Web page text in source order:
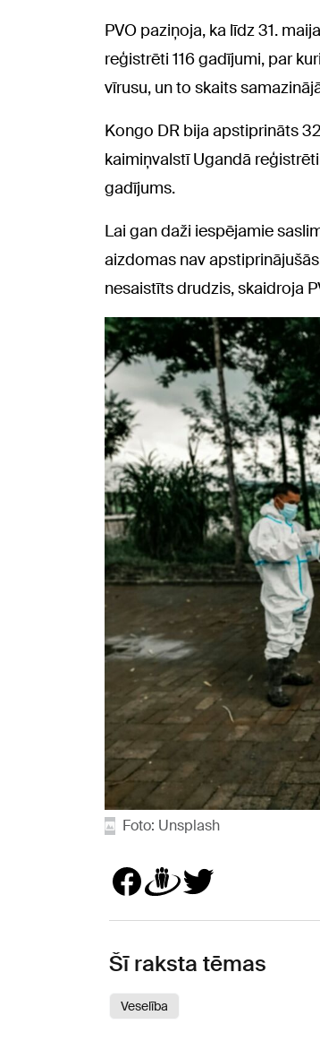
PVO paziņoja, ka līdz 31.
reģistrēti 116 gadījumi, par
vīrusu, un to skaits
Kongo DR bija apstiprināts
kaimiņvalstī Ugandā
gadījums.
Lai gan daži iespējamie
aizdomas nav
nesaistīts drudzis, skaidroja
Foto: Unsplash
Šī raksta tēmas
Veselība